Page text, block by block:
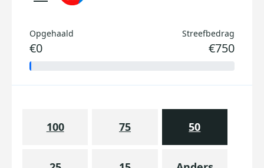
Opgehaald
€0
Streefbedrag
€750
100 75 50